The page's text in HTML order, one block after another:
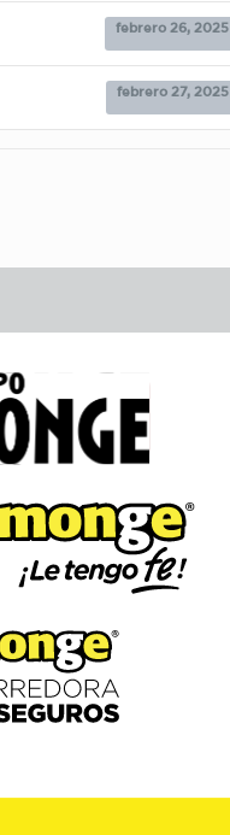
febrero 26, 2025
febrero 27, 2025